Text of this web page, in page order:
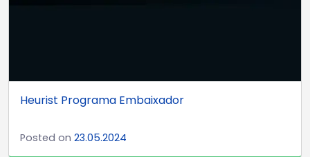
Heurist Programa Embaixador
Posted on 23.05.2024